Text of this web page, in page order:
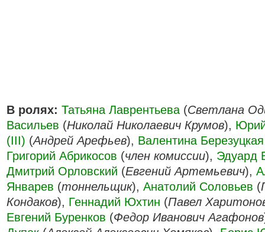
В ролях: Татьяна Лаврентьева (Светлана
Васильев (Николай Николаевич Крумов),
(III) (Андрей Арефьев), Валентина Березуцкая
Григорий Абрикосов (член комиссии), Эдуард
Дмитрий Орловский (Евгений Артемьевич),
Январев (тоннельщик), Анатолий Соловьев (
Кондаков), Геннадий Юхтин (Павел
Евгений Буренков (Федор Иванович Агафонов